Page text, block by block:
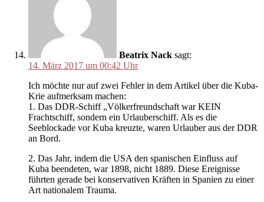
Beatrix Nack sagt:
14. März 2017 um 00:42 Uhr
Ich möchte nur auf zwei Fehler in dem Artikel über die Kuba-
Krie aufmerksam machen:
1. Das DDR-Schiff „Völkerfreundschaft war KEIN
Frachtschiff, sondern ein Urlauberschiff. Als es die
Seeblockade vor Kuba kreuzte, waren Urlauber aus der DDR
an Bord.
2. Das Jahr, indem die USA den spanischen Einfluss auf
Kuba beendeten, war 1898, nicht 1889. Diese Ereignisse
führten gerade bei konservativen Kräften in Spanien zu einer
Art nationalem Trauma.